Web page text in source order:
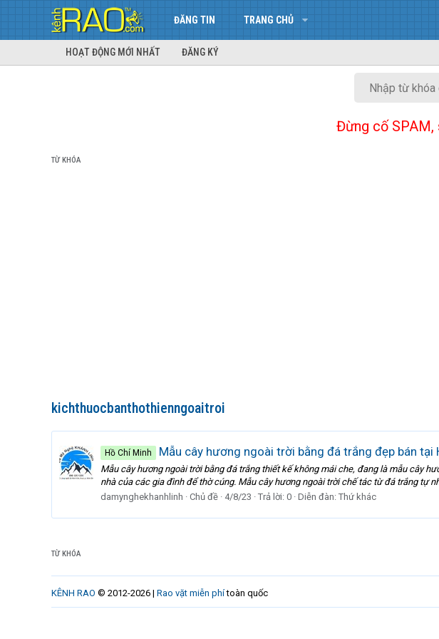
ĐĂNG TIN TRANG CHỦ
HOẠT ĐỘNG MỚI NHẤT ĐĂNG KÝ
Đừng cố SPAM,
TỪ KHÓA
kichthuocbanthothienngoaitroi
Hồ Chí Minh Mẫu cây hương ngoài trời bằng đá trắng đẹp bán tại
Mẫu cây hương ngoài trời bằng đá trắng thiết kế không mái che, đang là mẫu cây
nhà của các gia đình để thờ cúng. Mẫu cây hương ngoài trời chế tác từ đá trắng tự
damynghekhanhlinh
Chủ đề 4/8/23 Trả lời: 0 Diễn đàn: Thứ khác
TỪ KHÓA
KÊNH RAO © 2012-2026 | Rao vặt miễn phítoàn quốc